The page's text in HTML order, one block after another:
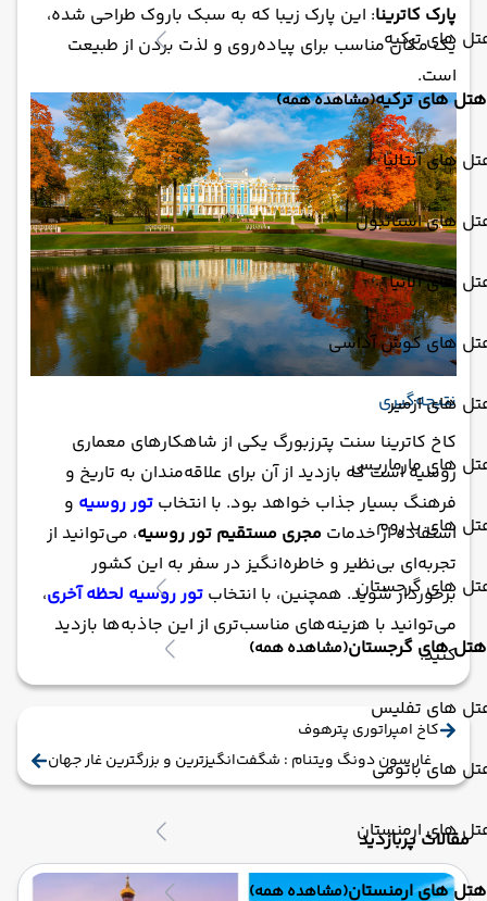
های ترکیه
هتل های ترکیه(مشاهده همه)
های آنتالیا
های استانبول
های آلانیا
های کوش آداسی
های ازمیر
های مارماریس
های بدروم
های گرجستان
هتل های گرجستان(مشاهده همه)
های تفلیس
های باتومی
های ارمنستان
هتل های ارمنستان(مشاهده همه)
پارک کاترینا: این پارک زیبا که به سبک باروک طراحی شده،
یک مکان مناسب برای پیاده‌روی و لذت بردن از طبیعت
است.
نتیجه‌گیری
کاخ کاترینا سنت پترزبورگ یکی از شاهکارهای معماری
روسیه است که بازدید از آن برای علاقه‌مندان به تاریخ و
فرهنگ بسیار جذاب خواهد بود. با انتخاب تور روسیه و
استفاده از خدمات مجری مستقیم تور روسیه، می‌توانید از
تجربه‌ای بی‌نظیر و خاطره‌انگیز در سفر به این کشور
برخوردار شوید. همچنین، با انتخاب تور روسیه لحظه آخری،
می‌توانید با هزینه‌های مناسب‌تری از این جاذبه‌ها بازدید
کنید.
کاخ امپراتوری پترهوف
غار سون دونگ ویتنام : شگفت‌انگیزترین و بزرگترین غار جهان
مقالات پربازدید